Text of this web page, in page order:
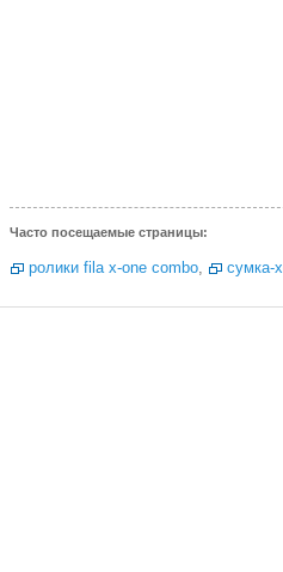
Часто посещаемые страницы:
ролики fila x-one combo, сумка-